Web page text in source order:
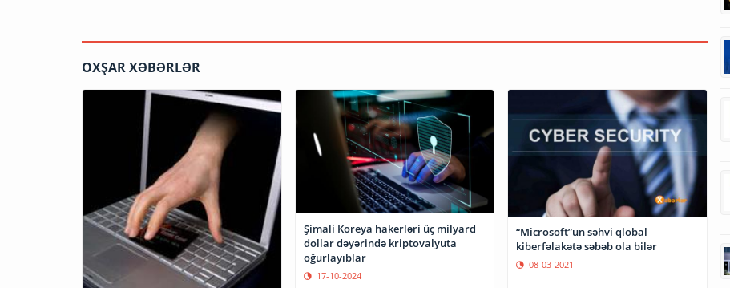
OXŞAR XƏBƏRLƏR
Şimali Koreya hakerləri üç milyard
dollar dəyərində kriptovalyuta
oğurlayıblar
17-10-2024
“Microsoft”un səhvi qlobal
kiberfəlakətə səbəb ola bilər
08-03-2021